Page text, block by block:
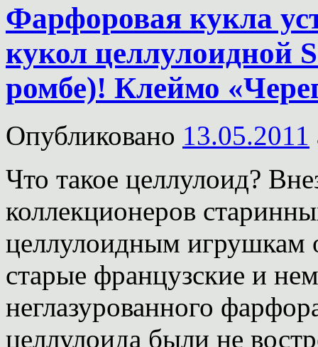
Фарфоровая кукла
кукол целлулоидной
ромбе)! Клеймо
Опубликовано 13.05.2011
Что такое целлулоид?
коллекционеров
целлулоидным игрушкам
старые французские и
неглазурованного
целлулоида были не